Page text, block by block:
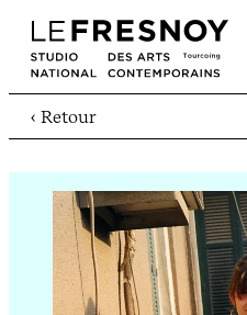
‹ Retour